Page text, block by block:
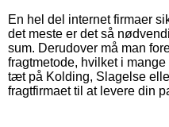
En hel del internet firmaer
det meste er det så
sum. Derudover må man
fragtmetode, hvilket i
tæt på Kolding, Slagelse
fragtfirmaet til at levere din